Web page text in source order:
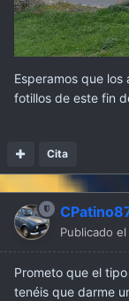
Esperamos que
fotillos de este fin
Cita
Publicado el
Prometo que el
tenéis que darme